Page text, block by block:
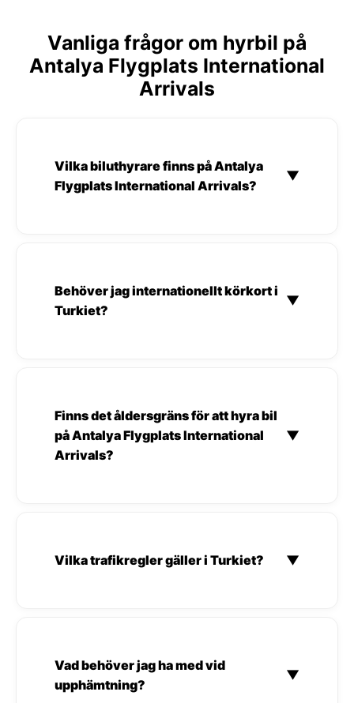
Vanliga frågor om hyrbil på
Antalya Flygplats International
Arrivals
Vilka biluthyrare finns på Antalya
Flygplats International Arrivals?
▼
Behöver jag internationellt körkort i
Turkiet?
▼
Finns det åldersgräns för att hyra bil
på Antalya Flygplats International
Arrivals?
▼
Vilka trafikregler gäller i Turkiet? ▼
Vad behöver jag ha med vid
upphämtning?
▼